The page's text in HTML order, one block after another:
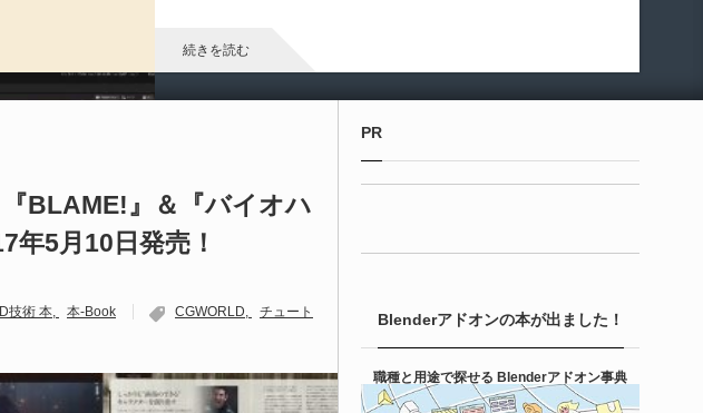
ルです。
続きを読む
Pipe It | 直感的にパイプ形状を構築出来るUnre
al Engine 5...
2026-08-05
れました！
BLAME!』＆『バイオハ
5月10日発売！
技術 本 本-Book CGWORLD
チュート
PR
Blenderアドオンの本が出ました！
職種と用途で探せる Blenderアドオン事典